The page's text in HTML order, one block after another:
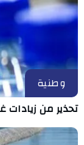
وطنية
تحذير من زيادات